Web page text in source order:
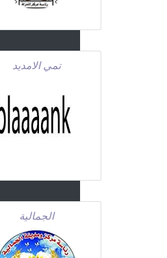
تمي الامديد
الجمالية